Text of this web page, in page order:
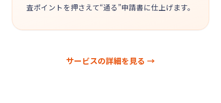
査ポイントを押さえて“通る”申請書に仕上げます。
サービスの詳細を見る →